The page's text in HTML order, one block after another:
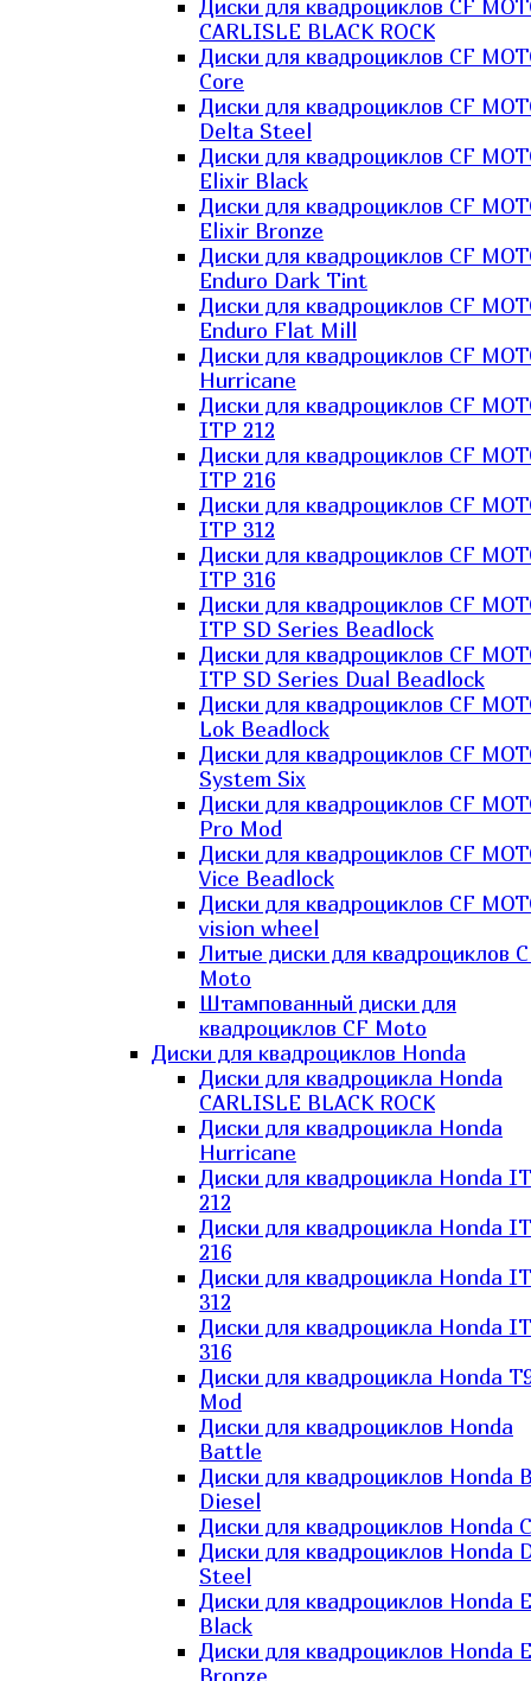
Диски для квадроциклов CF
CARLISLE BLACK ROCK
Диски для квадроциклов CF
Core
Диски для квадроциклов CF
Delta Steel
Диски для квадроциклов CF
Elixir Black
Диски для квадроциклов CF
Elixir Bronze
Диски для квадроциклов CF
Enduro Dark Tint
Диски для квадроциклов CF
Enduro Flat Mill
Диски для квадроциклов CF
Hurricane
Диски для квадроциклов CF
ITP 212
Диски для квадроциклов CF
ITP 216
Диски для квадроциклов CF
ITP 312
Диски для квадроциклов CF
ITP 316
Диски для квадроциклов CF
ITP SD Series Beadlock
Диски для квадроциклов CF
ITP SD Series Dual Beadlock
Диски для квадроциклов CF
Lok Beadlock
Диски для квадроциклов CF
System Six
Диски для квадроциклов CF
Pro Mod
Диски для квадроциклов CF
Vice Beadlock
Диски для квадроциклов CF
vision wheel
Литые диски для квадроциклов
Moto
Штампованный диски для
квадроциклов CF Moto
Диски для квадроциклов Honda
Диски для квадроцикла Honda
CARLISLE BLACK ROCK
Диски для квадроцикла Honda
Hurricane
Диски для квадроцикла Honda
212
Диски для квадроцикла Honda
216
Диски для квадроцикла Honda
312
Диски для квадроцикла Honda
316
Диски для квадроцикла Honda
Mod
Диски для квадроциклов Honda
Battle
Диски для квадроциклов Honda
Diesel
Диски для квадроциклов Honda
Диски для квадроциклов Honda
Steel
Диски для квадроциклов Honda
Black
Диски для квадроциклов Honda
Bronze